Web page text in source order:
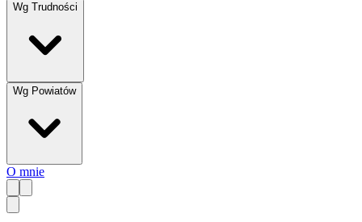
Wg Trudności
Wg Powiatów
O mnie